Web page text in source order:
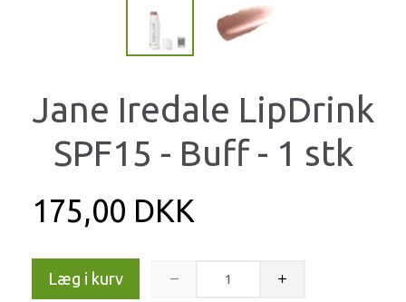
Jane Iredale LipDrink
SPF15 - Buff - 1 stk
175,00 DKK
Læg i kurv